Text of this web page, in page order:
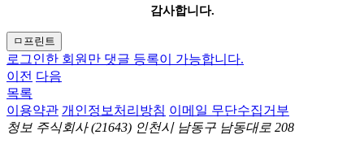
감사합니다.
ㅁ프린트
로그인한 회원만 댓글 등록이 가능합니다.
이전 다음
목록
이용약관 개인정보처리방침 이메일 무단수집거부
청보 주식회사(21643) 인천시 남동구 남동대로 208